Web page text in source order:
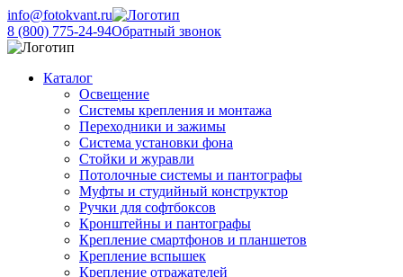
info@fotokvant.ru
8 (800) 775-24-94Обратный звонок
Каталог
Освещение
Системы крепления и монтажа
Переходники и зажимы
Система установки фона
Стойки и журавли
Потолочные системы и пантографы
Муфты и студийный конструктор
Ручки для софтбоксов
Кронштейны и пантографы
Крепление смартфонов и планшетов
Крепление вспышек
Крепление отражателей